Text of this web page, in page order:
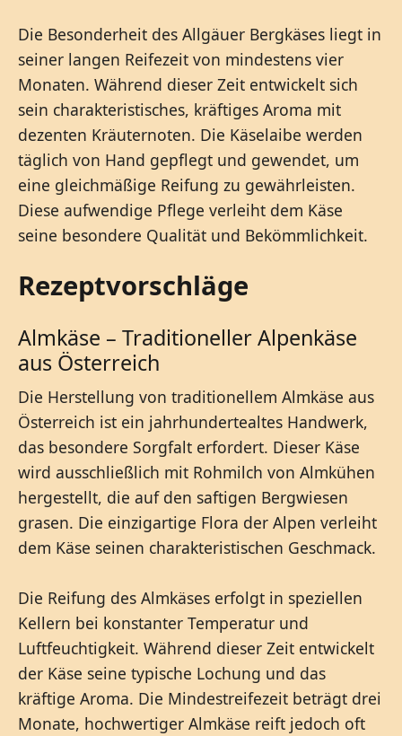
Die Besonderheit des Allgäuer Bergkäses liegt in
seiner langen Reifezeit von mindestens vier
Monaten. Während dieser Zeit entwickelt sich
sein charakteristisches, kräftiges Aroma mit
dezenten Kräuternoten. Die Käselaibe werden
täglich von Hand gepflegt und gewendet, um
eine gleichmäßige Reifung zu gewährleisten.
Diese aufwendige Pflege verleiht dem Käse
seine besondere Qualität und Bekömmlichkeit.
Rezeptvorschläge
Almkäse – Traditioneller Alpenkäse
aus Österreich
Die Herstellung von traditionellem Almkäse aus
Österreich ist ein jahrhundertealtes Handwerk,
das besondere Sorgfalt erfordert. Dieser Käse
wird ausschließlich mit Rohmilch von Almkühen
hergestellt, die auf den saftigen Bergwiesen
grasen. Die einzigartige Flora der Alpen verleiht
dem Käse seinen charakteristischen Geschmack.
Die Reifung des Almkäses erfolgt in speziellen
Kellern bei konstanter Temperatur und
Luftfeuchtigkeit. Während dieser Zeit entwickelt
der Käse seine typische Lochung und das
kräftige Aroma. Die Mindestreifezeit beträgt drei
Monate, hochwertiger Almkäse reift jedoch oft